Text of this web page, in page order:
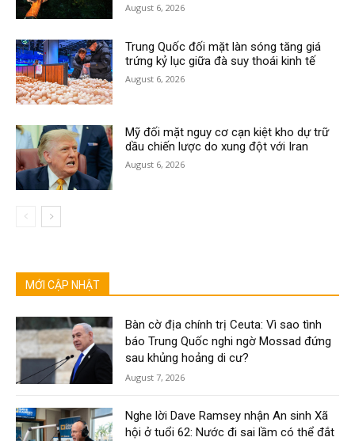
August 6, 2026
Trung Quốc đối mặt làn sóng tăng giá
trứng kỷ lục giữa đà suy thoái kinh tế
August 6, 2026
Mỹ đối mặt nguy cơ cạn kiệt kho dự trữ
dầu chiến lược do xung đột với Iran
August 6, 2026
MỚI CẬP NHẬT
Bàn cờ địa chính trị Ceuta: Vì sao tình
báo Trung Quốc nghi ngờ Mossad đứng
sau khủng hoảng di cư?
August 7, 2026
Nghe lời Dave Ramsey nhận An sinh Xã
hội ở tuổi 62: Nước đi sai lầm có thể đắt